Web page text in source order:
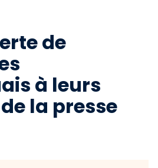
propositions
revue
Boutique
de
à leurs
la presse